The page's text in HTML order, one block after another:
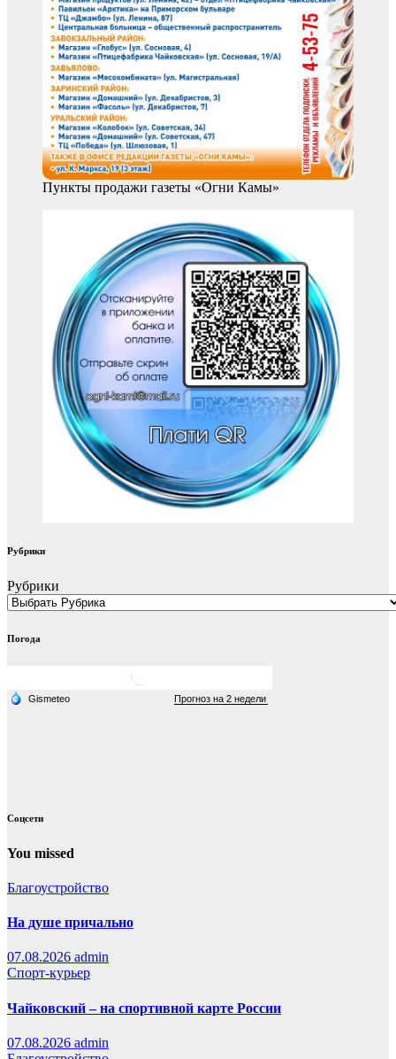
Пункты продажи газеты «Огни Камы»
Рубрики
Рубрики
Погода
Соцсети
You missed
Благоустройство
На душе причально
07.08.2026 admin
Спорт-курьер
Чайковский – на спортивной карте России
07.08.2026 admin